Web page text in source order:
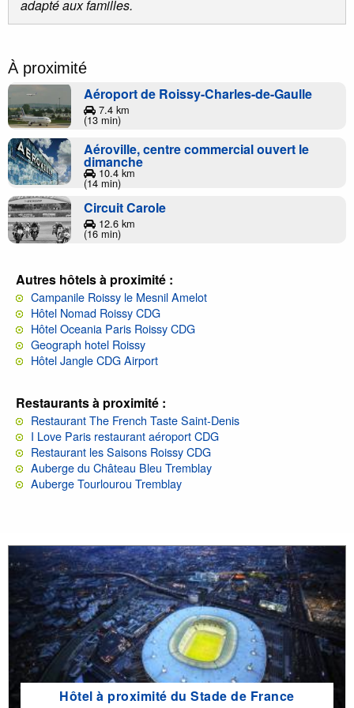
adapté aux familles.
À proximité
Aéroport de Roissy-Charles-de-Gaulle
7.4 km
(13 min)
Aéroville, centre commercial ouvert le
dimanche
10.4 km
(14 min)
Circuit Carole
12.6 km
(16 min)
Autres hôtels à proximité :
Campanile Roissy le Mesnil Amelot
Hôtel Nomad Roissy CDG
Hôtel Oceania Paris Roissy CDG
Geograph hotel Roissy
Hôtel Jangle CDG Airport
Restaurants à proximité :
Restaurant The French Taste Saint-Denis
I Love Paris restaurant aéroport CDG
Restaurant les Saisons Roissy CDG
Auberge du Château Bleu Tremblay
Auberge Tourlourou Tremblay
Hôtel à proximité du Stade de France